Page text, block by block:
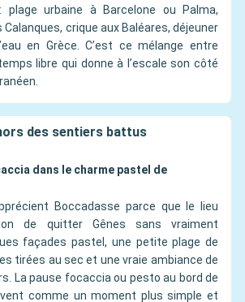
plage urbaine à Barcelone ou Palma,
Calanques, crique aux Baléares, déjeuner
en Grèce. C’est ce mélange entre
libre qui donne à l’escale son côté
des sentiers battus
dans le charme pastel de
Boccadasse parce que le lieu
de quitter Gênes sans vraiment
façades pastel, une petite plage de
tirées au sec et une vraie ambiance de
La pause focaccia ou pesto au bord de
comme un moment plus simple et